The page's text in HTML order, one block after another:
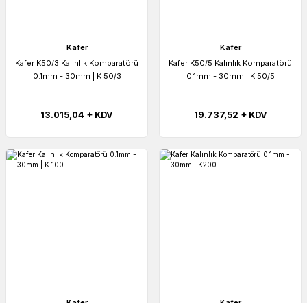
Kafer
Kafer K50/3 Kalınlık Komparatörü
0.1mm - 30mm | K 50/3
13.015,04 + KDV
Kafer
Kafer K50/5 Kalınlık Komparatörü
0.1mm - 30mm | K 50/5
19.737,52 + KDV